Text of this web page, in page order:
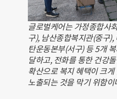
글로벌케어는 가정종합사
구), 남산종합복지관(중구
탄운동본부(서구) 등 5개
달하고, 전화를 통한 건강
확산으로 복지 혜택이 크
노출되는 것을 막기 위함